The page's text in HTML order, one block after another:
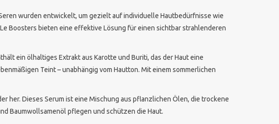
wurden entwickelt, um gezielt auf individuelle Hautbedürfnisse wie
Boosters bieten eine effektive Lösung für einen sichtbar strahlenderen
ein ölhaltiges Extrakt aus Karotte und Buriti, das der Haut eine
Teint – unabhängig vom Hautton. Mit einem sommerlichen
her. Dieses Serum ist eine Mischung aus pflanzlichen Ölen, die trockene
Baumwollsamenöl pflegen und schützen die Haut.